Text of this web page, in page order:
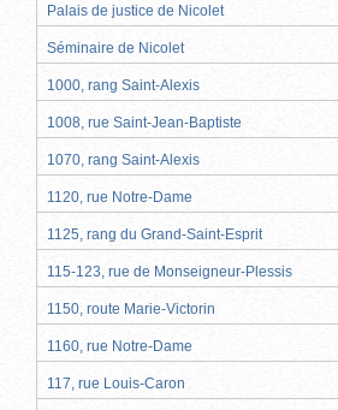
Palais de justice de Nicolet
Séminaire de Nicolet
1000, rang Saint-Alexis
1008, rue Saint-Jean-Baptiste
1070, rang Saint-Alexis
1120, rue Notre-Dame
1125, rang du Grand-Saint-Esprit
115-123, rue de Monseigneur-Plessis
1150, route Marie-Victorin
1160, rue Notre-Dame
117, rue Louis-Caron